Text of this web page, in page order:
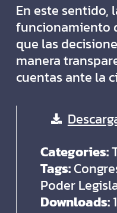
En este sentido,
funcionamiento
que las
manera
cuentas ante la
Categories:
Tags:
Poder
Downloads: